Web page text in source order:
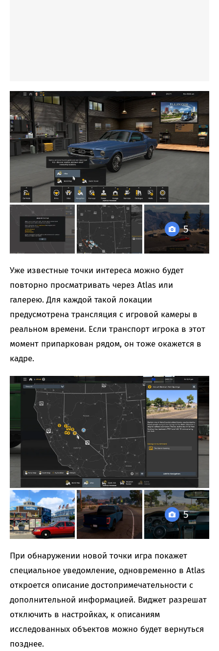
5
Уже известные точки интереса можно будет
повторно просматривать через Atlas или
галерею. Для каждой такой локации
предусмотрена трансляция с игровой камеры в
реальном времени. Если транспорт игрока в этот
момент припаркован рядом, он тоже окажется в
кадре.
5
При обнаружении новой точки игра покажет
специальное уведомление, одновременно в Atlas
откроется описание достопримечательности с
дополнительной информацией. Виджет разрешат
отключить в настройках, к описаниям
исследованных объектов можно будет вернуться
позднее.